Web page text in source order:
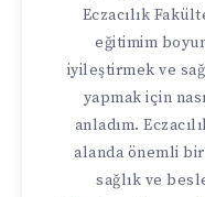
Eczacılık
eğitimim
iyileştirmek ve
yapmak için
anladım.
alanda önemli
sağlık ve